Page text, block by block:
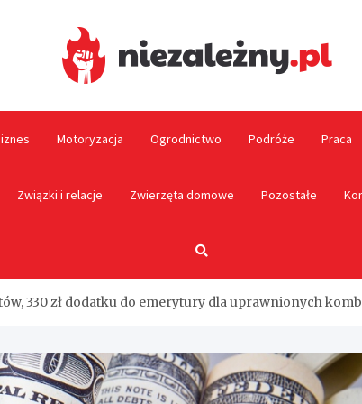
Motoryzacja Ogrodnictwo Podróże Praca
Związki i relacje Zwierzęta domowe Pozostałe
330 zł dodatku do emerytury dla uprawnionych